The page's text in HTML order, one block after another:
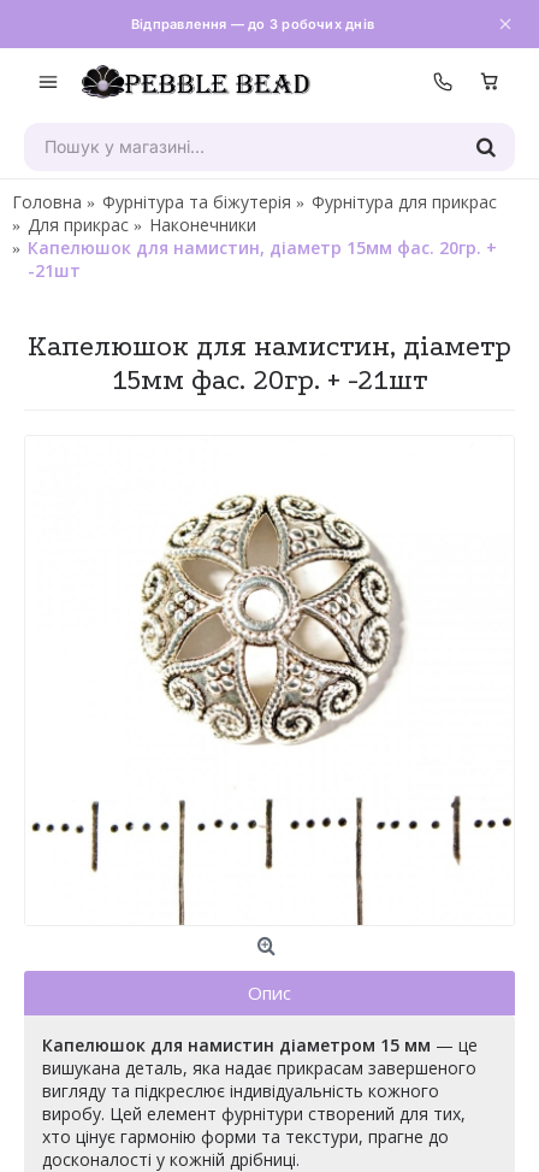
Відправлення — до 3 робочих днів
Головна Фурнітура та біжутерія
Фурнітура для прикрас
Для прикрас
Наконечники
Капелюшок для намистин, діаметр 15мм фас. 20гр. +
-21шт
Капелюшок для намистин, діаметр
15мм фас. 20гр. + -21шт
Опис
Капелюшок для намистин діаметром 15 мм — це
вишукана деталь, яка надає прикрасам завершеного
вигляду та підкреслює індивідуальність кожного
виробу. Цей елемент фурнітури створений для тих,
хто цінує гармонію форми та текстури, прагне до
досконалості у кожній дрібниці.